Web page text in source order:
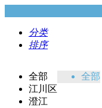
分类
排序
全部
江川区
澄江
全部